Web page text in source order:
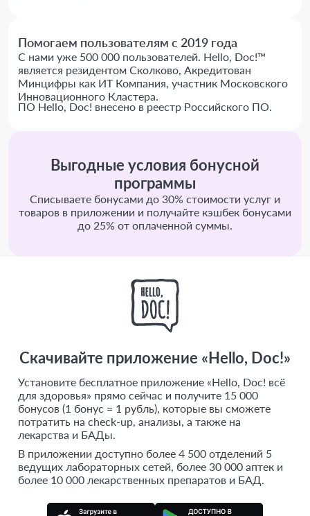
Помогаем пользователям с 2019 года
С нами уже 500 000 пользователей. Hello, Doc!™
является резидентом Сколково, Акредитован
Минцифры как ИТ Компания, участник Московского
Инновационного Кластера.
ПО Hello, Doc! внесено в реестр Российского ПО.
Выгодные условия бонусной
программы
Списываете бонусами до 30% стоимости услуг и
товаров в приложении и получайте кэшбек бонусами
до 25% от оплаченной суммы.
Скачивайте приложение «Hello, Doc!»
Установите бесплатное приложение «Hello, Doc! всё
для здоровья» прямо сейчас и получите 15 000
бонусов (1 бонус = 1 рубль), которые вы сможете
потратить на check-up, анализы, а также на
лекарства и БАДы.
В приложении доступно более 4 500 отделений 5
ведущих лабораторных сетей, более 30 000 аптек и
более 10 000 лекарственных препаратов и БАД.